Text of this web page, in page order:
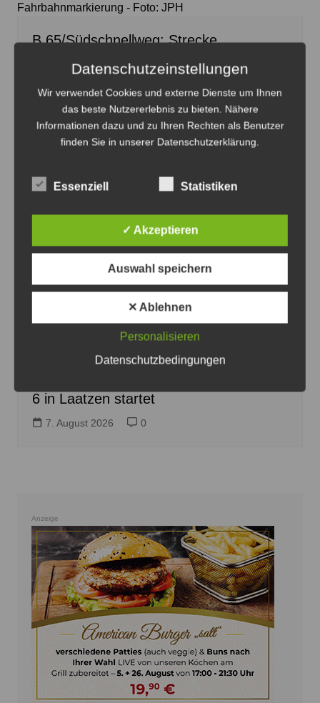
Fahrbahnmarkierung - Foto: JPH
B 65/Südschnellweg: Strecke
Die Abschnitte werden voll gesperrt bis Anfang 2027 -
6 in Laatzen startet
7. August 2026 0
Anzeige
Datenschutzeinstellungen
Wir verwendet Cookies und externe Dienste um Ihnen
das beste Nutzererlebnis zu bieten. Nähere
Informationen dazu und zu Ihren Rechten als Benutzer
finden Sie in unserer Datenschutzerklärung.
Essenziell Statistiken
✓ Akzeptieren
Auswahl speichern
✕ Ablehnen
Personalisieren
Datenschutzbedingungen